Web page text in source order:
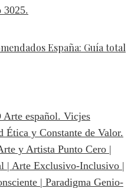
España: Guía total